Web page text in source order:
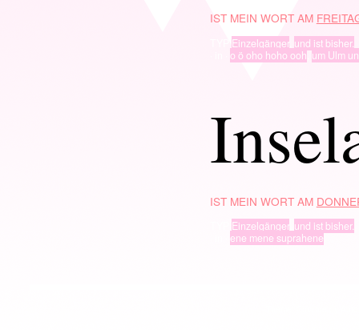
IST MEIN WORT AM
Einzelgänger, und ist bisher.
o ö oho hoho ooh,um Ulm
IST MEIN WORT AM
Einzelgänger, und ist bisher.
ene mene suprahene